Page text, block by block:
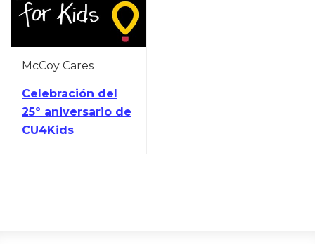
McCoy Cares
Celebración del
25º aniversario de
CU4Kids